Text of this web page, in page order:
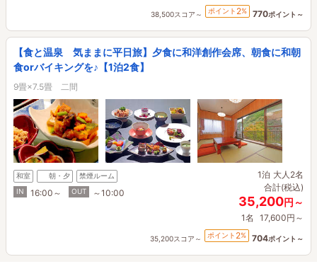
38,500スコア～ ポイント 2% 770ポイント～
【食と温泉 気ままに平日旅】夕食に和洋創作会席、朝食に和朝
食orバイキングを♪【1泊2食】
9畳×7.5畳 二間
和室 朝・夕
禁煙ルーム
IN
16:00～ OUT ～10:00
1泊 大人2名
合計(税込)
35,200円～
1名 17,600円～
35,200スコア～ ポイント 2% 704ポイント～